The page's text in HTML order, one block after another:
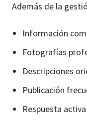
Además de la
Información
Fotografías
Descripciones
Publicación
Respuesta